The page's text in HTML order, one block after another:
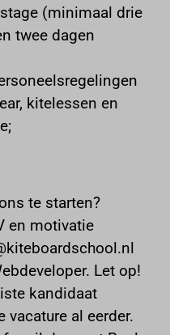
(minimaal drie
twee dagen
kitelessen en
te starten?
en motivatie
Let op!
kandidaat
al eerder.